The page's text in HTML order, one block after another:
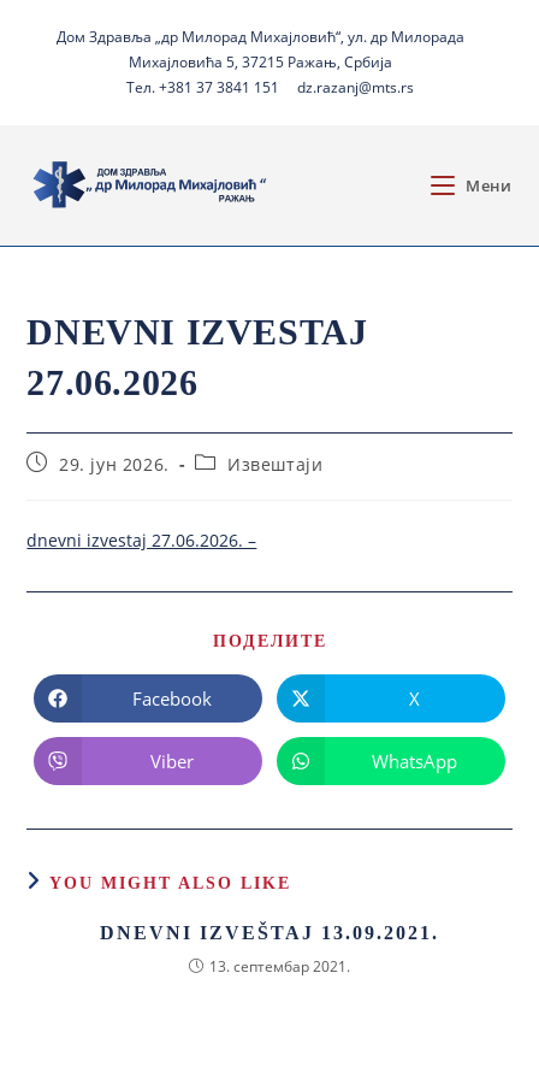
Дом Здравља „др Милорад Михајловић“, ул. др Милорада
Михајловића 5, 37215 Ражањ, Србија
Тел. +381 37 3841 151
dz.razanj@mts.rs
Мени
DNEVNI IZVESTAJ
27.06.2026
29. јун 2026. Извештаји
dnevni izvestaj 27.06.2026. –
ПОДЕЛИТЕ
Facebook X
Viber WhatsApp
YOU MIGHT ALSO LIKE
DNEVNI IZVEŠTAJ 13.09.2021.
13. септембар 2021.